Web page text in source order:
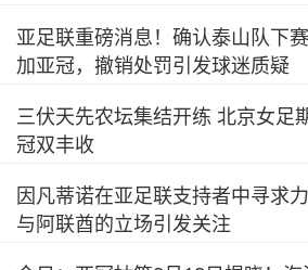
亚足联重磅消息！确认泰山队下
加亚冠，撤销处罚引发球迷质疑
三伏天先农坛集结开练 北京女足
冠双丰收
因凡蒂诺在亚足联支持者中寻求
与阿联酋的立场引发关注